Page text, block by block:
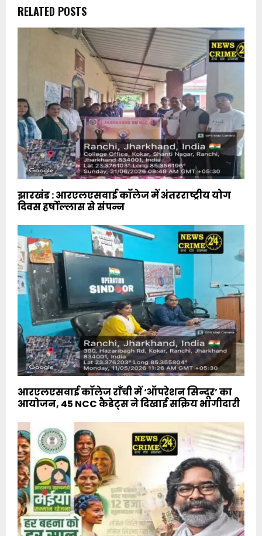
RELATED POSTS
झारखंड : आरएलएसवाई कॉलेज में अंतरराष्ट्रीय योग
दिवस हर्षोल्लास से संपन्न
आरएलएसवाई कॉलेज राँची में ‘ऑपरेशन सिन्दूर’ का
आयोजन, 45 NCC कैडेट्स ने दिखाई सक्रिय भागीदारी